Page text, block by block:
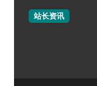
站长资讯